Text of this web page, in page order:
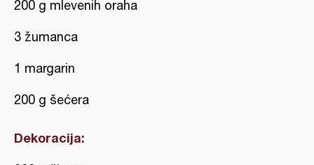
200 g mlevenih oraha
3 žumanca
1 margarin
200 g šećera
Dekoracija: